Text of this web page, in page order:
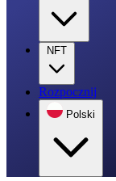
NFT
Rozpocznij
Polski